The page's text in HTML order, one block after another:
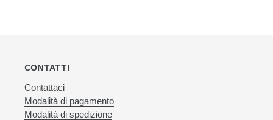
CONTATTI
Contattaci
Modalità di pagamento
Modalità di spedizione